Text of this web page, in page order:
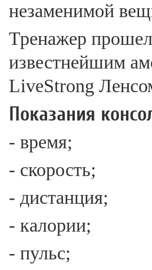
незаменимой
Тренажер
известнейшим
LiveStrong
Показания
- время;
- скорость;
- дистанция;
- калории;
- пульс;